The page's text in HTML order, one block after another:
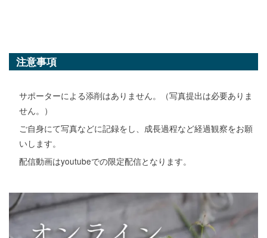
注意事項
サポーターによる添削はありません。（写真提出は必要ありま
せん。）
ご自身にて写真などに記録をし、成長過程など経過観察をお願
いします。
配信動画はyoutubeでの限定配信となります。